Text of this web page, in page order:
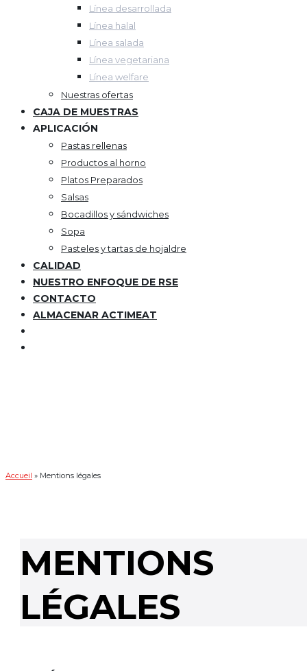
Línea desarrollada
Línea halal
Línea salada
Línea vegetariana
Línea welfare
Nuestras ofertas
CAJA DE MUESTRAS
APLICACIÓN
Pastas rellenas
Productos al horno
Platos Preparados
Salsas
Bocadillos y sándwiches
Sopa
Pasteles y tartas de hojaldre
CALIDAD
NUESTRO ENFOQUE DE RSE
CONTACTO
ALMACENAR ACTIMEAT
Accueil » Mentions légales
MENTIONS
LÉGALES